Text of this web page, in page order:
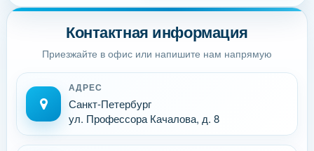
Контактная информация
Приезжайте в офис или напишите нам напрямую
АДРЕС
Санкт-Петербург
ул. Профессора Качалова, д. 8